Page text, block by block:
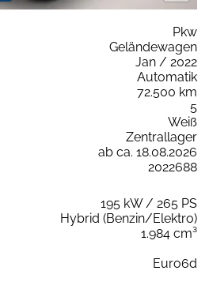
Pkw
Geländewagen
Jan / 2022
Automatik
72.500 km
5
Weiß
Zentrallager
ab ca. 18.08.2026
2022688
195 kW / 265 PS
Hybrid (Benzin/Elektro)
1.984 cm³
Euro6d